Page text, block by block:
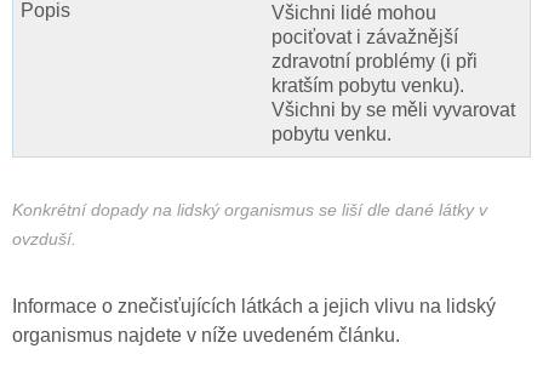
Všichni lidé mohou
pociťovat i závažnější
zdravotní problémy (i při
kratším pobytu venku).
Všichni by se měli vyvarovat
pobytu venku.
Konkrétní dopady na lidský organismus se liší dle dané látky v
ovzduší.
Informace o znečisťujících látkách a jejich vlivu na lidský
organismus najdete v níže uvedeném článku.